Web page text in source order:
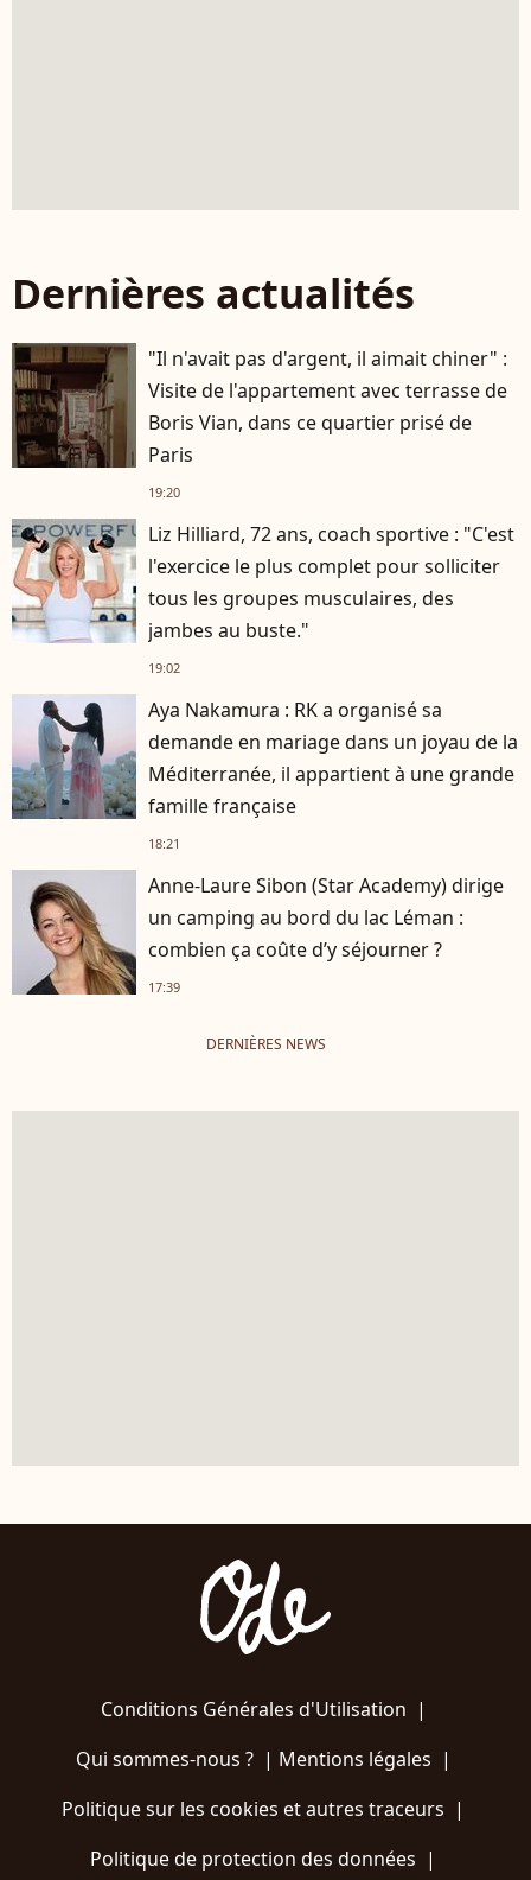
Dernières actualités
"Il n'avait pas d'argent, il aimait chiner" :
Visite de l'appartement avec terrasse de
Boris Vian, dans ce quartier prisé de
Paris
19:20
Liz Hilliard, 72 ans, coach sportive : "C'est
l'exercice le plus complet pour solliciter
tous les groupes musculaires, des
jambes au buste."
19:02
Aya Nakamura : RK a organisé sa
demande en mariage dans un joyau de la
Méditerranée, il appartient à une grande
famille française
18:21
Anne-Laure Sibon (Star Academy) dirige
un camping au bord du lac Léman :
combien ça coûte d’y séjourner ?
17:39
DERNIÈRES NEWS
Conditions Générales d'Utilisation |
Qui sommes-nous ?| Mentions légales |
Politique sur les cookies et autres traceurs |
Politique de protection des données |